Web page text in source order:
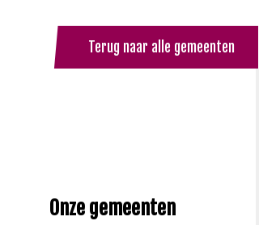
Terug naar alle gemeenten
Onze gemeenten